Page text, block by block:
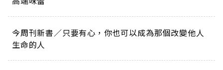
今周刊新書／只要有心，你也可以成為那個改變他人
生命的人